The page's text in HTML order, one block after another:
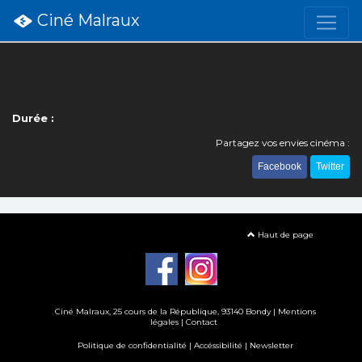
Ciné Malraux
Durée :
Partagez vos envies cinéma :
Facebook Twitter
Haut de page
Ciné Malraux, 25 cours de la République, 93140 Bondy | Mentions
légales | Contact
Politique de confidentialité | Accéssibilité | Newsletter